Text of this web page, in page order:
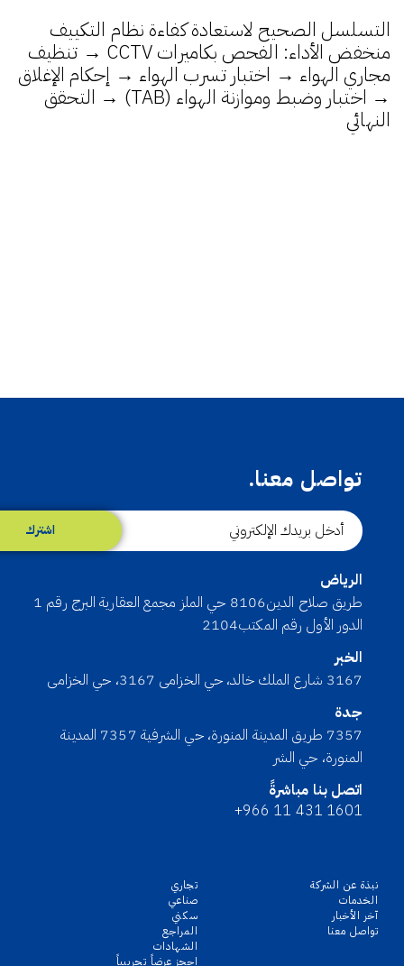
التسلسل الصحيح لاستعادة كفاءة نظام التكييف
منخفض الأداء: الفحص بكاميرات CCTV → تنظيف
مجاري الهواء → اختبار تسرب الهواء → إحكام الإغلاق
→ اختبار وضبط وموازنة الهواء (TAB) → التحقق
النهائي
تواصل معنا.
اشترك
الرياض
طريق صلاح الدين8106 حي الملز مجمع العقارية البرج رقم 1
الدور الأول رقم المكتب2104
الخبر
3167 شارع الملك خالد، حي الخزامى 3167، حي الخزامى
جدة
7357 طريق المدينة المنورة، حي الشرفية 7357 المدينة
المنورة، حي الشر
اتصل بنا مباشرةً
+966 11 431 1601
نبذة عن الشركة
الخدمات
آخر الأخبار
تواصل معنا
تجاري
صناعي
سكني
المراجع
الشهادات
احجز عرضاً تجريبياً